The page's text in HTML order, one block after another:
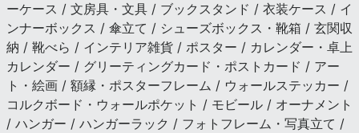
ーケース / 文房具・文具 / ブックスタンド / 衣装ケース / イ
ンナーボックス / 傘立て / シューズボックス・靴箱 / 玄関収
納 / 靴べら / インテリア雑貨 / ポスター / カレンダー・卓上
カレンダー / グリーティングカード・ポストカード / アー
ト・絵画 / 額縁・ポスターフレーム / ウォールステッカー /
コルクボード・ウォールポケット / モビール / オーナメント
/ ハンガー / ハンガーラック / フォトフレーム・写真立て /